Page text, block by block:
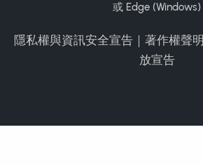
或 Edge (Windows)
隱私權與資訊安全宣告 ｜ 著作權聲明
放宣告